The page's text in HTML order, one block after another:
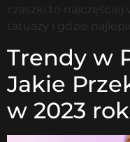
czaszki to
tatuaży i gdzie
Trendy w
Jakie
w 2023